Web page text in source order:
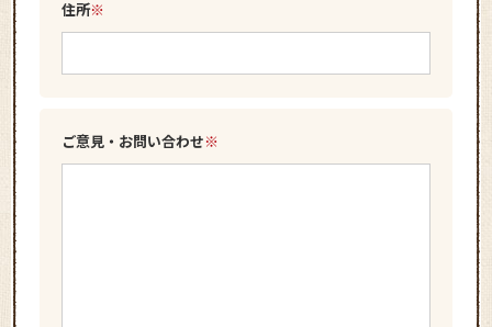
住所※
ご意見・お問い合わせ※